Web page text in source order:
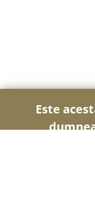
Este